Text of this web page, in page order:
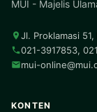
MUI - Majelis
Jl. Proklamasi
021-3917853,
mui-
KONTEN